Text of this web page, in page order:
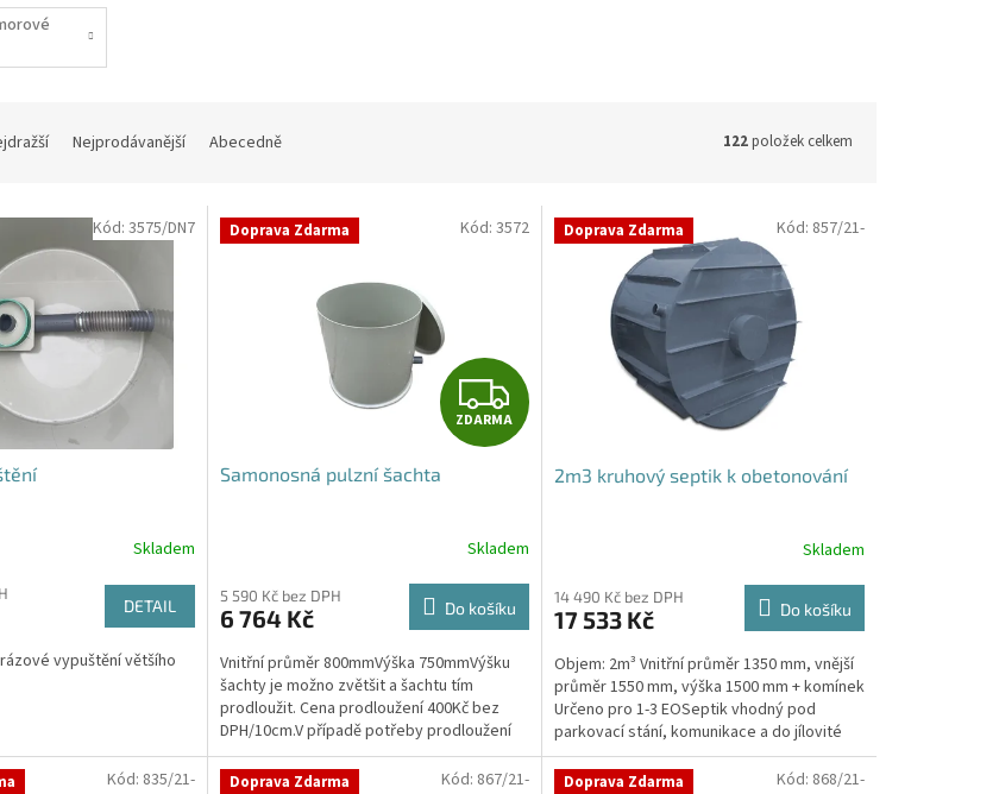
Nejprodávanější Abecedně 122položek celkem
Skladem
DETAIL
vypuštění většího
Kód: 3575/DN7 Doprava Zdarma
Z
D
R
M
A
ZDARMA
Samonosná pulzní šachta
produktu
je
z
5
hvězdiček.
Skladem
5 590 Kč bez DPH
6 764 Kč Do košíku
Vnitřní průměr 800mmVýška 750mmVýšku
šachty je možno zvětšit a šachtu tím
prodloužit. Cena prodloužení 400Kč bez
DPH/10cm.V případě potřeby prodloužení
šachty napište svůj...
Kód: 3572 Doprava Zdarma
2m3 kruhový septik k obetonování
Skladem
14 490 Kč bez DPH
17 533 Kč Do košíku
Objem: 2m³ Vnitřní průměr 1350 mm, vnější
průměr 1550 mm, výška 1500 mm + komínek
Určeno pro 1-3 EOSeptik vhodný pod
parkovací stání, komunikace a do jílovité
zeminyPrůměr...
Kód: 857/21-
Kód: 835/21- Doprava Zdarma Kód: 867/21- Doprava Zdarma Kód: 868/21-